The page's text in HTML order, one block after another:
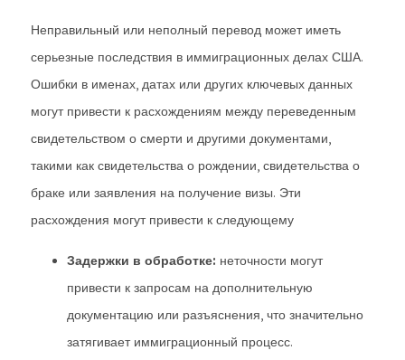
Неправильный или неполный перевод может иметь
серьезные последствия в иммиграционных делах США.
Ошибки в именах, датах или других ключевых данных
могут привести к расхождениям между переведенным
свидетельством о смерти и другими документами,
такими как свидетельства о рождении, свидетельства о
браке или заявления на получение визы. Эти
расхождения могут привести к следующему
Задержки в обработке: неточности могут
привести к запросам на дополнительную
документацию или разъяснения, что значительно
затягивает иммиграционный процесс.